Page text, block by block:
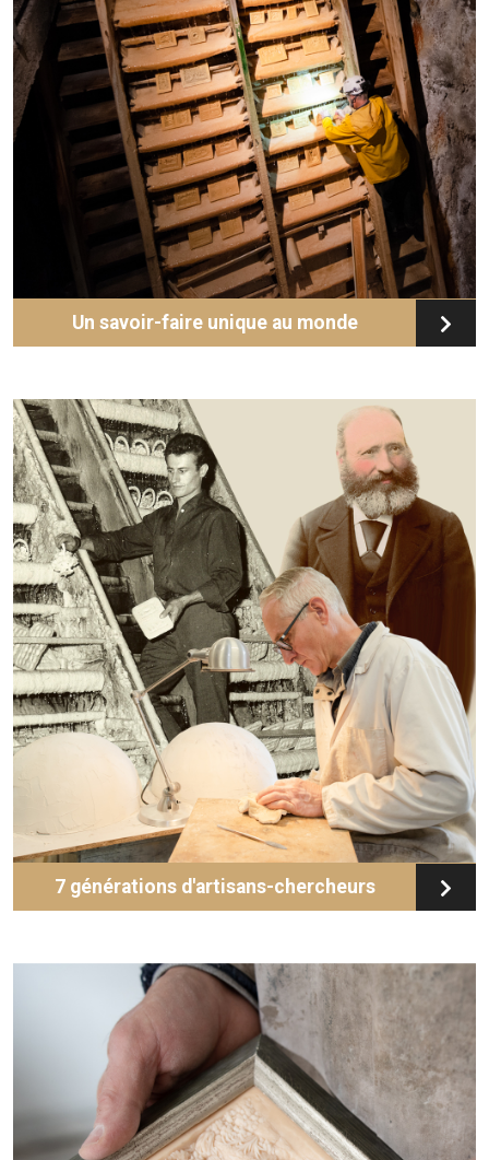
Un savoir-faire unique au monde
7 générations d'artisans-chercheurs